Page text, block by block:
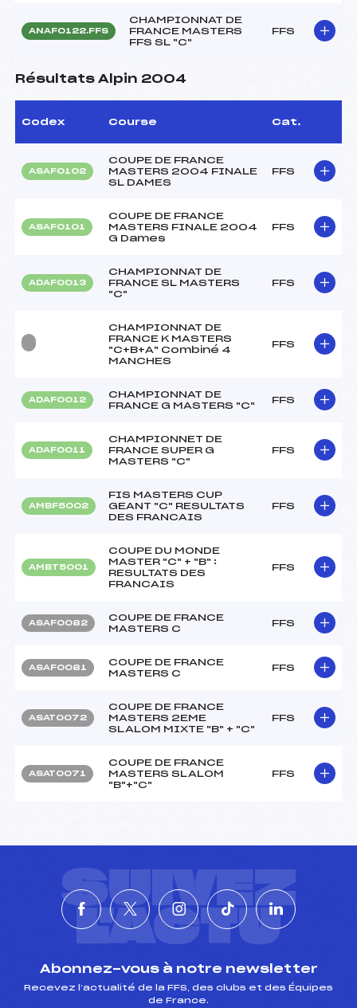
ANAF0122.FFS
CHAMPIONNAT DE
FRANCE MASTERS
FFS SL "C"
FFS
Résultats Alpin 2004
Codex Course Cat.
ASAF0102
COUPE DE FRANCE
MASTERS 2004 FINALE
SL DAMES
FFS
ASAF0101
COUPE DE FRANCE
MASTERS FINALE 2004
G Dames
FFS
ADAF0013
CHAMPIONNAT DE
FRANCE SL MASTERS
"C"
FFS
CHAMPIONNAT DE
FRANCE K MASTERS
"C+B+A" Combiné 4
MANCHES
FFS
ADAF0012
CHAMPIONNAT DE
FRANCE G MASTERS "C"
FFS
ADAF0011
CHAMPIONNET DE
FRANCE SUPER G
MASTERS "C"
FFS
AMBF5002
FIS MASTERS CUP
GEANT "C" RESULTATS
DES FRANCAIS
FFS
AMBT5001
COUPE DU MONDE
MASTER "C" + "B" :
RESULTATS DES
FRANCAIS
FFS
ASAF0082
COUPE DE FRANCE
MASTERS C
FFS
ASAF0081
COUPE DE FRANCE
MASTERS C
FFS
ASAT0072
COUPE DE FRANCE
MASTERS 2EME
SLALOM MIXTE "B" + "C"
FFS
ASAT0071
COUPE DE FRANCE
MASTERS SLALOM
"B"+"C"
FFS
SUIVEZ
L'ACTU
Abonnez-vous à notre newsletter
Recevez l’actualité de la FFS, des clubs et des Équipes
de France.